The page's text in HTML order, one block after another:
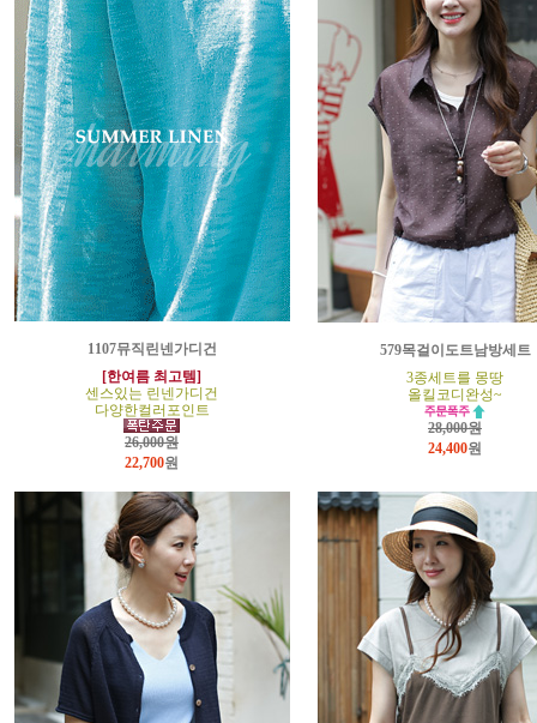
1107뮤직린넨가디건
[한여름 최고템]
센스있는 린넨가디건
다양한컬러포인트
26,000원
22,700원
579목걸이도트남방세트
3종세트를 몽땅
올킬코디완성~
28,000원
24,400원